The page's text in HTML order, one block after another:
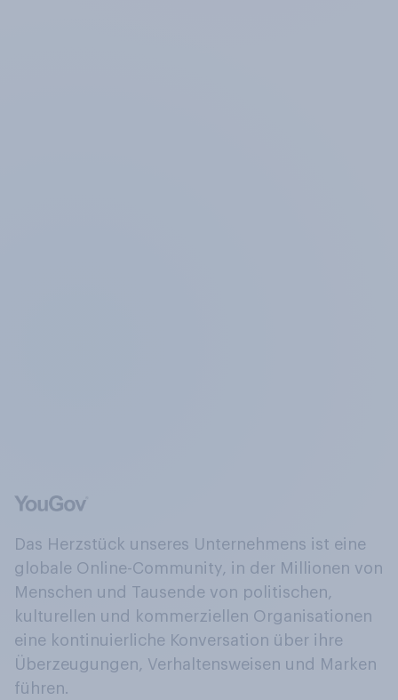
Das Herzstück unseres Unternehmens ist eine
globale Online-Community, in der Millionen von
Menschen und Tausende von politischen,
kulturellen und kommerziellen Organisationen
eine kontinuierliche Konversation über ihre
Überzeugungen, Verhaltensweisen und Marken
führen.